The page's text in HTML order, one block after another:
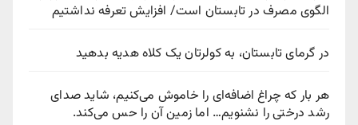
الگوی مصرف در تابستان است/ افزایش تعرفه نداشتیم
در گرمای تابستان، به کولرتان یک کلاه هدیه بدهید
هر بار که چراغ اضافه‌ای را خاموش می‌کنیم، شاید صدای
رشد درختی را نشنویم… اما زمین آن را حس می‌کند.